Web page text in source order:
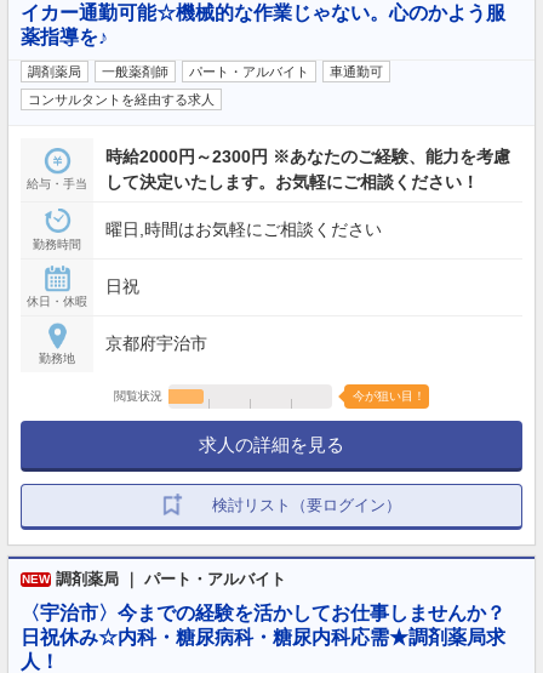
イカー通勤可能☆機械的な作業じゃない。心のかよう服
薬指導を♪
調剤薬局 一般薬剤師 パート・アルバイト
車通勤可
コンサルタントを経由する求人
給与・手当
時給2000円～2300円 ※あなたのご経験、能力を考慮
して決定いたします。お気軽にご相談ください！
勤務時間
曜日,時間はお気軽にご相談ください
休日・休暇
日祝
勤務地
京都府宇治市
閲覧状況 今が狙い目！
求人の詳細を見る
検討リスト（要ログイン）
NEW 調剤薬局 ｜ パート・アルバイト
〈宇治市〉今までの経験を活かしてお仕事しませんか？
日祝休み☆内科・糖尿病科・糖尿内科応需★調剤薬局求
人！